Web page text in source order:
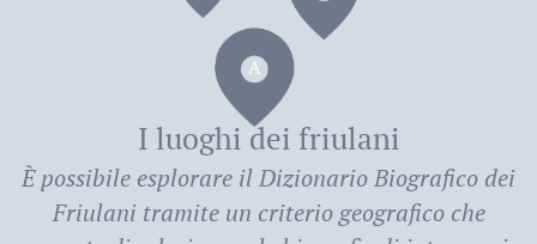
deiI luoghi dei friulani
È possibile esplorare ilDizionario Biografico dei
Friulani tramite un criterio geografico che